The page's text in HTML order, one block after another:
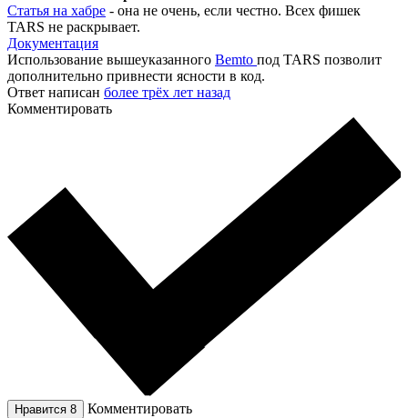
Статья на хабре - она не очень, если честно. Всех фишек
TARS не раскрывает.
Документация
Использование вышеуказанного Bemto под TARS позволит
дополнительно привнести ясности в код.
Ответ написан более трёх лет назад
Комментировать
Нравится 8 Комментировать